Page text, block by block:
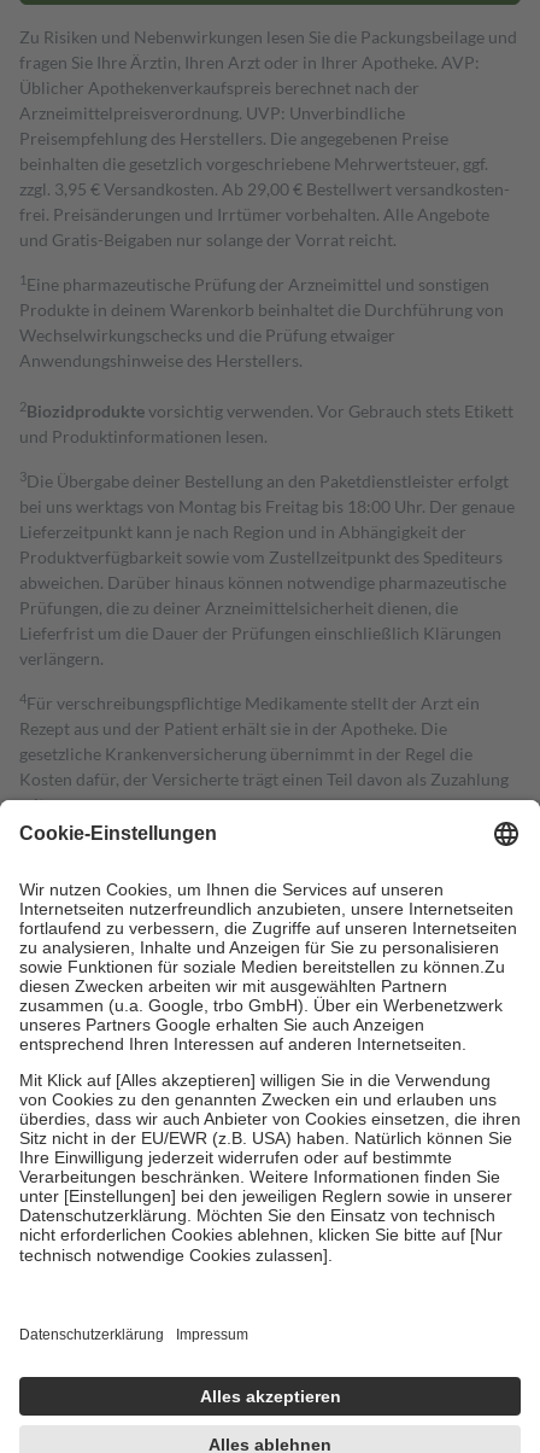
Zu Risiken und Nebenwirkungen lesen Sie die Packungsbeilage und
fragen Sie Ihre Ärztin, Ihren Arzt oder in Ihrer Apotheke. AVP:
Üblicher Apothekenverkaufspreis berechnet nach der
Arzneimittelpreisverordnung. UVP: Unverbindliche
Preisempfehlung des Herstellers. Die angegebenen Preise
beinhalten die gesetzlich vorgeschriebene Mehrwertsteuer, ggf.
zzgl. 3,95 € Versandkosten. Ab 29,00 € Bestell­wert versand­kosten­
frei. Preisänderungen und Irrtümer vorbehalten. Alle Angebote
und Gratis-Beigaben nur solange der Vorrat reicht.
1 Eine pharmazeutische Prüfung der Arzneimittel und sonstigen
Produkte in deinem Warenkorb beinhaltet die Durchführung von
Wechselwirkungschecks und die Prüfung etwaiger
Anwendungshinweise des Herstellers.
2Biozidproduktevorsichtig verwenden. Vor Gebrauch stets Etikett
und Produktinformationen lesen.
3Die Übergabe deiner Bestellung an den Paketdienstleister erfolgt
bei uns werktags von Montag bis Freitag bis 18:00 Uhr. Der genaue
Lieferzeitpunkt kann je nach Region und in Abhängigkeit der
Produktverfügbarkeit sowie vom Zustellzeitpunkt des Spediteurs
abweichen. Darüber hinaus können notwendige pharmazeutische
Prüfungen, die zu deiner Arzneimittelsicherheit dienen, die
Lieferfrist um die Dauer der Prüfungen einschließlich Klärungen
verlängern.
4Für verschreibungspflichtige Medikamente stellt der Arzt ein
Rezept aus und der Patient erhält sie in der Apotheke. Die
gesetzliche Krankenversicherung übernimmt in der Regel die
Kosten dafür, der Versicherte trägt einen Teil davon als Zuzahlung
mit.
Grundsätzlich leisten Mitglieder Zuzahlungen in Höhe von zehn
höchstens zehn Euro.
Es sind jedoch nie mehr als die tatsächlichen
Kosten der Leistung zu entrichten.
Diese Regeln gelten grundsätzlich auch für Online-Apotheken.
Bei Heilmitteln und häuslicher Krankenpflege beträgt die
Zuzahlung zehn Prozent der Kosten sowie zehn Euro je
Verordnung.
Um das Engagement der Versicherten für ihre eigene Gesundheit zu
stärken und die besondere Stellung der Familie zu unterstützen,
fallenkeine Zuzahlungenan bei:
• Kindern und Jugendlichen bis zum vollendeten 18. Lebensjahr
mit Ausnahme der Fahrkosten
• Untersuchungen zur Vorsorge und Früherkennung, die von der
GKV getragen werden
• empfohlenen Schutzimpfungen
• Harn- und Blutteststreifen
getroffen, um sicherzustellen, dass es sich um echte Bewertungen
https://help.etrusted.com/hc/de/articles/4419944605341
Einige Bilder und Inhalte wurden unter Zuhilfenahme künstlicher